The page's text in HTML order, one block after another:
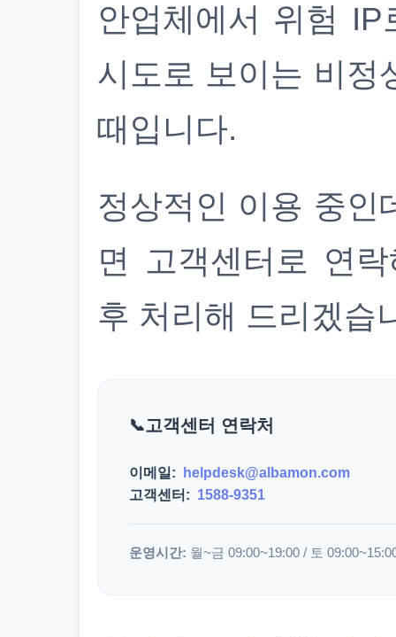
안업체에서 위험
시도로 보이는 비정
때입니다.
정상적인 이용 중인
면 고객센터로 연
후 처리해 드리겠습
고객센터 연락처
이메일:
helpdesk@albamon.com
고객센터: 1588-9351
운영시간: 월~금 09:00~19:00 / 토